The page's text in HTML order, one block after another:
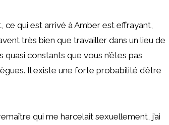
qui est arrivé à Amber est effrayant,
très bien que travailler dans un lieu de
constants que vous n’êtes pas
Il existe une forte probabilité d’être
qui me harcelait sexuellement, j’ai